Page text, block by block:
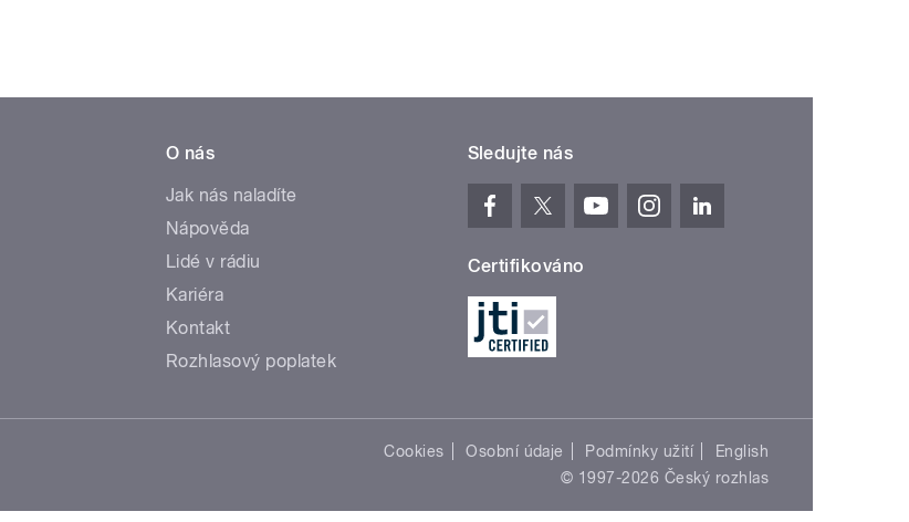
O nás
Jak nás naladíte
Nápověda
Lidé v rádiu
Kariéra
Kontakt
Rozhlasový poplatek
Sledujte nás
Certifikováno
Cookies Osobní údaje Podmínky užití
English
© 1997-2026 Český rozhlas